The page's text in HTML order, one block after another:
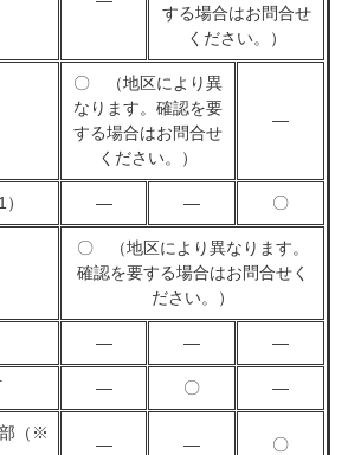
する場合はお問合せ
ください。）
〇 （地区により異
なります。確認を要
する場合はお問合せ
ください。）
―
― ― 〇
〇 （地区により異なります。
確認を要する場合はお問合せく
ださい。）
― ― ―
― 〇 ―
（※
― ― 〇